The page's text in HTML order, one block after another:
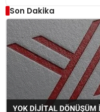
Son Dakika